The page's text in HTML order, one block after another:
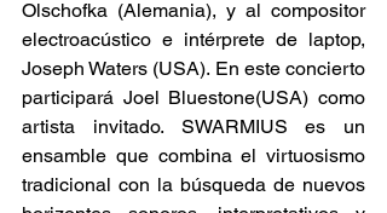
Olschofka (Alemania), y al compositor
electroacústico e intérprete de laptop,
Joseph Waters (USA). En este concierto
participará Joel Bluestone(USA) como
artista invitado. SWARMIUS es un
ensamble que combina el virtuosismo
tradicional con la búsqueda de nuevos